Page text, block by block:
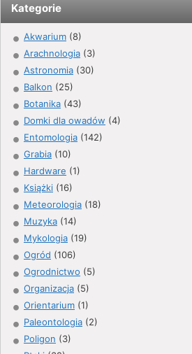
Kategorie
Akwarium (8)
Arachnologia (3)
Astronomia (30)
Balkon (25)
Botanika (43)
Domki dla owadów (4)
Entomologia (142)
Grabia (10)
Hardware (1)
Książki (16)
Meteorologia (18)
Muzyka (14)
Mykologia (19)
Ogród (106)
Ogrodnictwo (5)
Organizacja (5)
Orientarium (1)
Paleontologia (2)
Poligon (3)